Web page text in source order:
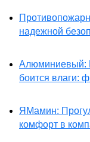
надежной
Алюминиевый:
боится влаги:
ЯМамин:
комфорт в